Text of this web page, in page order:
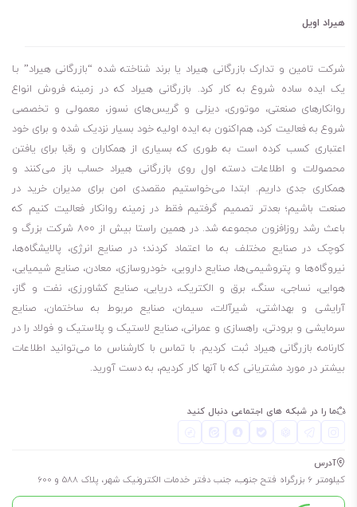
هیراد اویل
شرکت تامین و تدارک بازرگانی هیراد یا برند شناخته شده “بازرگانی هیراد” بـا
یک ایده ساده شروع به کار کرد. بازرگانی هیراد که در زمینه فروش انواع
روانکارهای صنعتی، موتوری، دیزلی و گریس‌های نسوز، معمولی و تخصصی
شروع به فعالیت کرد، هم‌اکنون به ایده اولیه خود بسیار نزدیک شده و برای خود
اعتباری کسب کرده است به طوری که بسیاری از همکاران و رقبا برای یافتن
محصولات و اطلاعات دسته اول روی بازرگانی هیراد حساب باز می‌کنند و
همکاری جدی داریم. ابتدا می‌خواستیم مقصدی امن برای مدیران خرید در
صنعت باشیم؛ بعدتر تصمیم گرفتیم فقط در زمینه روانکار فعالیت کنیم که
باعث رشد روزافزون مجموعه شد. در همین راستا بیش از 800 شرکت بزرگ و
کوچک در صنایع مختلف به ما اعتماد کردند؛ در صنایع انرژی، پالایشگاه‌ها،
نیروگاه‌ها و پتروشیمی‌ها، صنایع دارویی، خودروسازی، معادن، صنایع شیمیایی،
هوایی، نساجی، سنگ، برق و الکتریک، دریایی، صنایع کشاورزی، نفت و گاز،
آرایشی و بهداشتی، شیرآلات، سیمان، صنایع مربوط به ساختمان، صنایع
سرمایشی و برودتی، راهسازی و عمرانی، صنایع لاستیک و پلاستیک و فولاد را در
کارنامه بازرگانی هیراد ثبت کردیم. با تماس با کارشناس ما می‌توانید اطلاعات
بیشتر در مورد مشتریانی که با آنها کار کردیم، به دست آورید.
ما را در شبکه های اجتماعی دنبال کنید
آدرس
کیلومتر 6 بزرگراه فتح جنوب، جنب دفتر خدمات الکترونیک شهر، پلاک 588 و 600